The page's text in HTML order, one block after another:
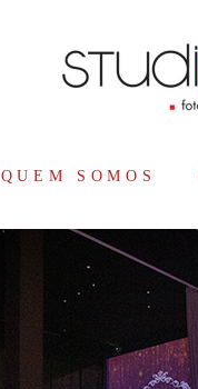
QUEM SOMOS